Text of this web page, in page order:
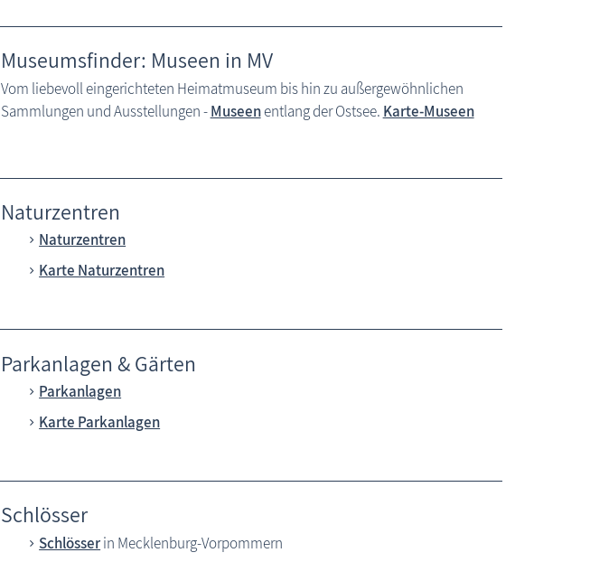
Museumsfinder: Museen in MV
Vom liebevoll eingerichteten Heimatmuseum bis hin zu außergewöhnlichen
Sammlungen und Ausstellungen -Museenentlang der Ostsee. Karte-Museen
Naturzentren
Naturzentren
Karte Naturzentren
Parkanlagen & Gärten
Parkanlagen
Karte Parkanlagen
Schlösser
Schlösserin Mecklenburg-Vorpommern